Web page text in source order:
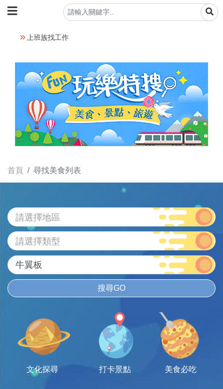
上班族找工作
首頁 尋找美食列表
請選擇地區
請選擇類型
搜尋GO
文化探尋 打卡景點 美食必吃